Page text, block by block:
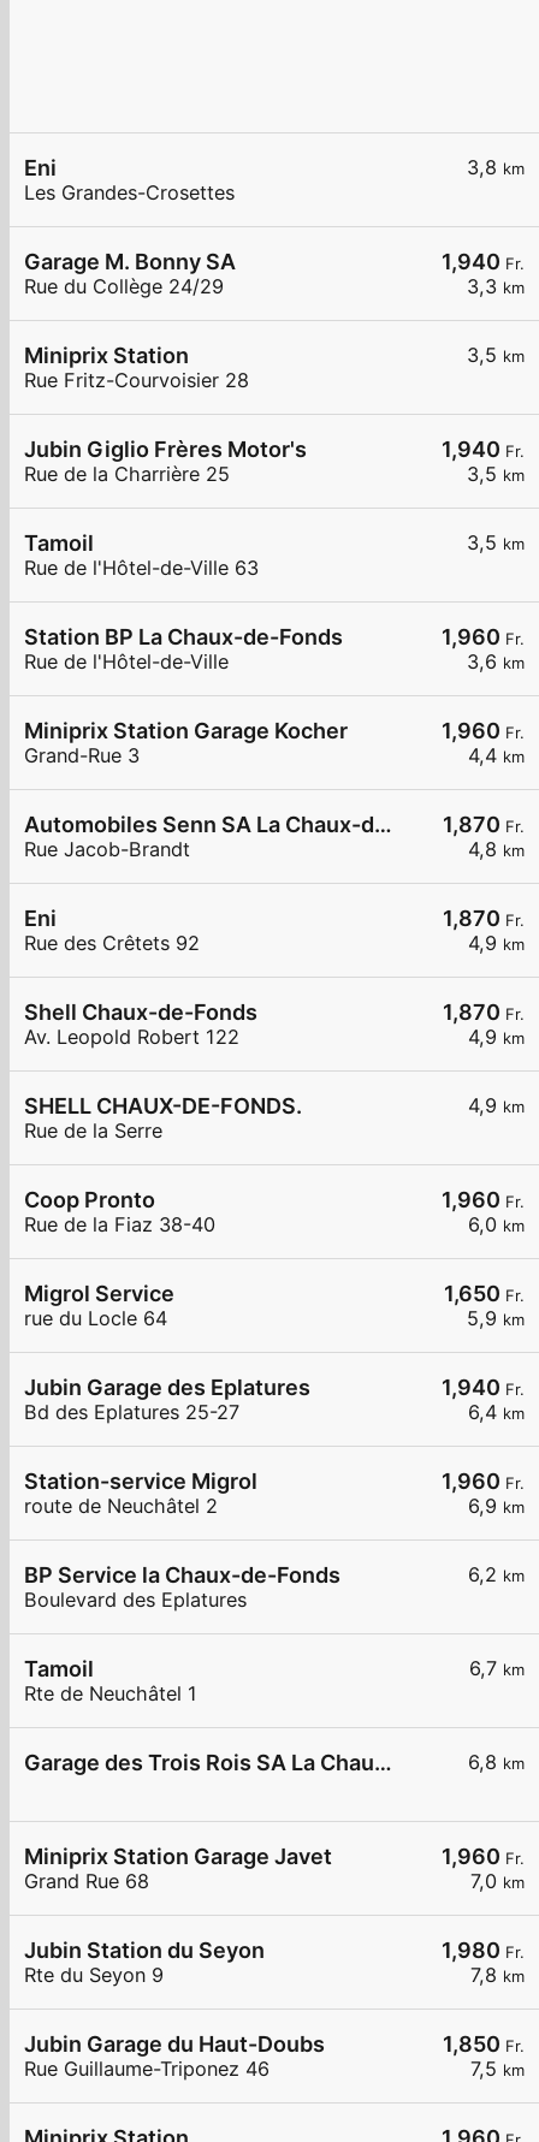
3,8 km
Eni
Les Grandes-Crosettes
1,940 Fr.
3,3 km
Garage M. Bonny SA
Rue du Collège 24/29
3,5 km
Miniprix Station
Rue Fritz-Courvoisier 28
1,940 Fr.
3,5 km
Jubin Giglio Frères Motor's
Rue de la Charrière 25
3,5 km
Tamoil
Rue de l'Hôtel-de-Ville 63
1,960 Fr.
3,6 km
Station BP La Chaux-de-Fonds
Rue de l'Hôtel-de-Ville
1,960 Fr.
4,4 km
Miniprix Station Garage Kocher
Grand-Rue 3
1,870 Fr.
4,8 km
Automobiles Senn SA La Chaux-de-Fonds
Rue Jacob-Brandt
1,870 Fr.
4,9 km
Eni
Rue des Crêtets 92
1,870 Fr.
4,9 km
Shell Chaux-de-Fonds
Av. Leopold Robert 122
4,9 km
SHELL CHAUX-DE-FONDS.
Rue de la Serre
1,960 Fr.
6,0 km
Coop Pronto
Rue de la Fiaz 38-40
1,650 Fr.
5,9 km
Migrol Service
rue du Locle 64
1,940 Fr.
6,4 km
Jubin Garage des Eplatures
Bd des Eplatures 25-27
1,960 Fr.
6,9 km
Station-service Migrol
route de Neuchâtel 2
6,2 km
BP Service la Chaux-de-Fonds
Boulevard des Eplatures
6,7 km
Tamoil
Rte de Neuchâtel 1
6,8 km
Garage des Trois Rois SA La Chaux-de-Fonds
1,960 Fr.
7,0 km
Miniprix Station Garage Javet
Grand Rue 68
1,980 Fr.
7,8 km
Jubin Station du Seyon
Rte du Seyon 9
1,850 Fr.
7,5 km
Jubin Garage du Haut-Doubs
Rue Guillaume-Triponez 46